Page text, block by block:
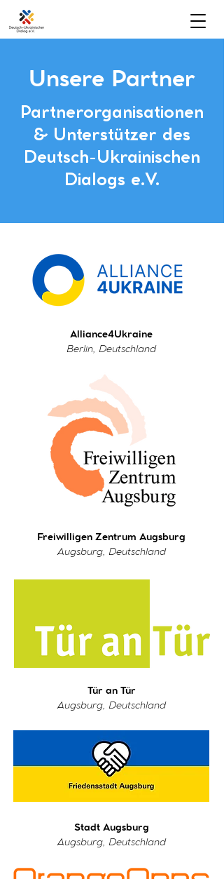
Unsere Partner
Partnerorganisationen
& Unterstützer des
Deutsch-Ukrainischen
Dialogs e.V.
Alliance4Ukraine
Berlin, Deutschland
Freiwilligen Zentrum Augsburg
Augsburg, Deutschland
Stadt Augsburg
Augsburg, Deutschland
Tür an Tür
Augsburg, Deutschland